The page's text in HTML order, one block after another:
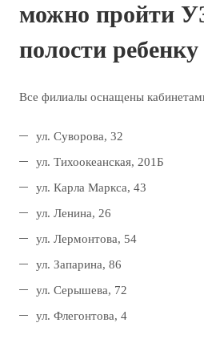
можно пройти
полости ребенку
Все филиалы оснащены
ул. Суворова, 32
ул. Тихоокеанская, 201Б
ул. Карла Маркса, 43
ул. Ленина, 26
ул. Лермонтова, 54
ул. Запарина, 86
ул. Серышева, 72
ул. Флегонтова, 4